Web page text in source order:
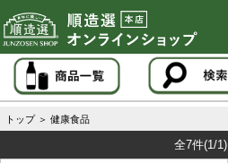
トップ ＞ 健康食品
全7件(1/1)